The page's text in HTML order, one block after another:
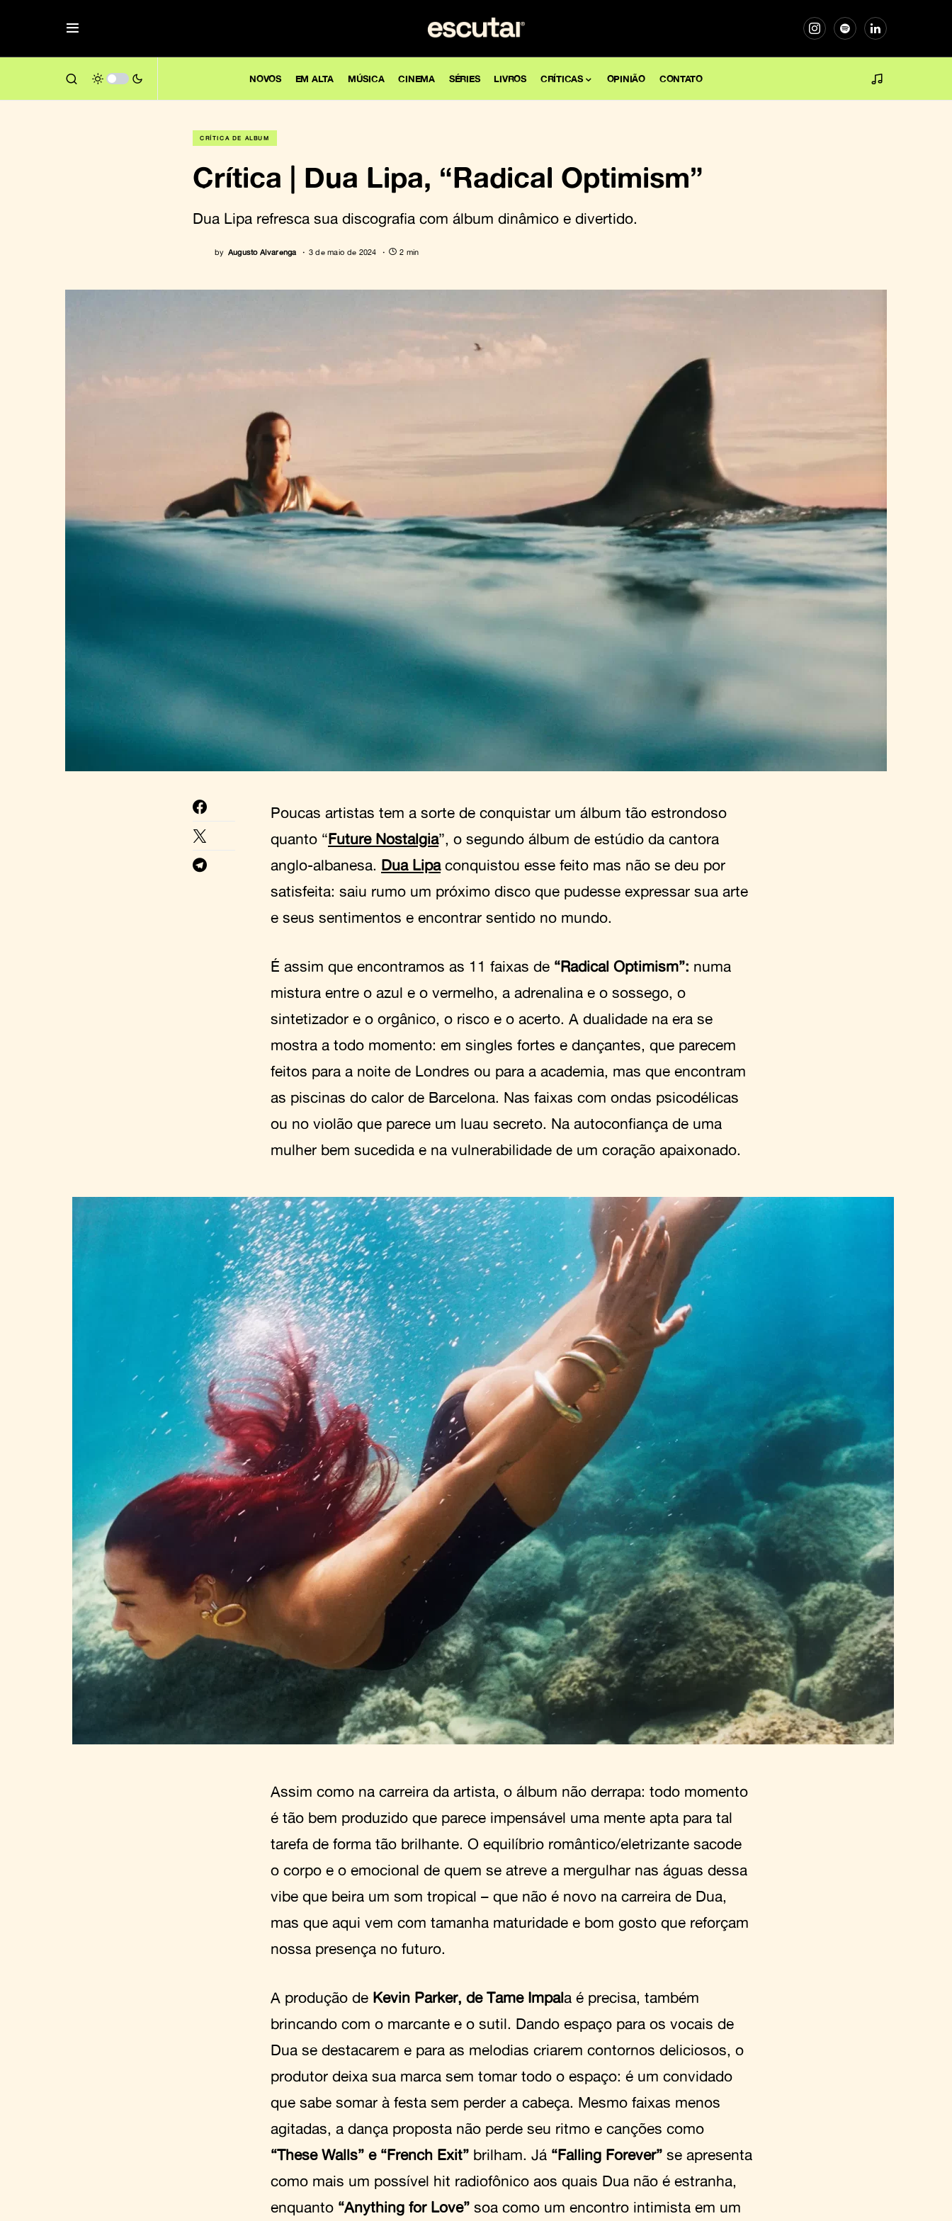
NOVOS EM ALTA MÚSICA CINEMA SÉRIES LIVROS CRÍTICAS OPINIÃO CONTATO
CRÍTICA DE ÁLBUM
Crítica | Dua Lipa, “Radical Optimism”
Dua Lipa refresca sua discografia com álbum dinâmico e divertido.
by Augusto Alvarenga 3 de maio de 2024 2 min
Poucas artistas tem a sorte de conquistar um álbum tão estrondoso
quanto “Future Nostalgia”, o segundo álbum de estúdio da cantora
anglo-albanesa. Dua Lipaconquistou esse feito mas não se deu por
satisfeita: saiu rumo um próximo disco que pudesse expressar sua arte
e seus sentimentos e encontrar sentido no mundo.
É assim que encontramos as 11 faixas de “Radical Optimism”: numa
mistura entre o azul e o vermelho, a adrenalina e o sossego, o
sintetizador e o orgânico, o risco e o acerto. A dualidade na era se
mostra a todo momento: em singles fortes e dançantes, que parecem
feitos para a noite de Londres ou para a academia, mas que encontram
as piscinas do calor de Barcelona. Nas faixas com ondas psicodélicas
ou no violão que parece um luau secreto. Na autoconfiança de uma
mulher bem sucedida e na vulnerabilidade de um coração apaixonado.
Assim como na carreira da artista, o álbum não derrapa: todo momento
é tão bem produzido que parece impensável uma mente apta para tal
tarefa de forma tão brilhante. O equilíbrio romântico/eletrizante sacode
o corpo e o emocional de quem se atreve a mergulhar nas águas dessa
vibe que beira um som tropical – que não é novo na carreira de Dua,
mas que aqui vem com tamanha maturidade e bom gosto que reforçam
nossa presença no futuro.
A produção de Kevin Parker, de Tame Impala é precisa, também
brincando com o marcante e o sutil. Dando espaço para os vocais de
Dua se destacarem e para as melodias criarem contornos deliciosos, o
produtor deixa sua marca sem tomar todo o espaço: é um convidado
que sabe somar à festa sem perder a cabeça. Mesmo faixas menos
agitadas, a dança proposta não perde seu ritmo e canções como
“These Walls” e “French Exit” brilham. Já “Falling Forever” se apresenta
como mais um possível hit radiofônico aos quais Dua não é estranha,
enquanto “Anything for Love” soa como um encontro intimista em um